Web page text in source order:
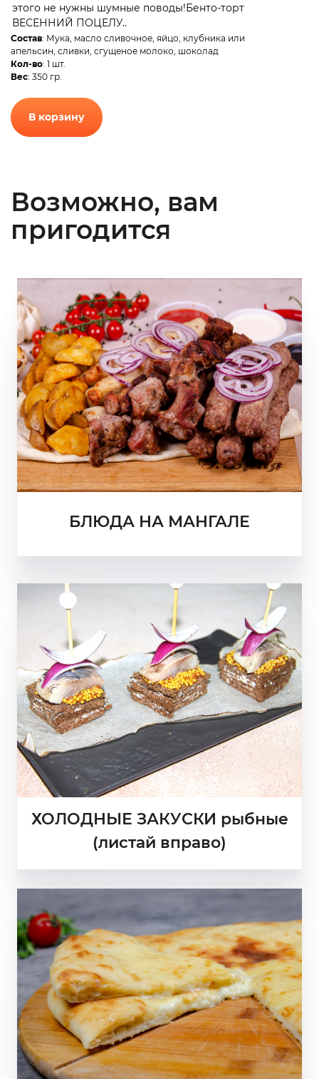
этого не нужны шумные поводы!Бенто-торт
ВЕСЕННИЙ ПОЦЕЛУ..
Состав: Мука, масло сливочное, яйцо, клубника или
апельсин, сливки, сгущеное молоко, шоколад
Кол-во: 1 шт.
Вес: 350 гр.
В корзину
Возможно, вам
пригодится
БЛЮДА НА МАНГАЛЕ
ХОЛОДНЫЕ ЗАКУСКИ рыбные
(листай вправо)